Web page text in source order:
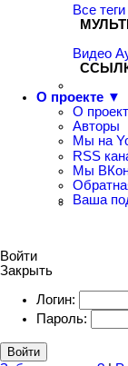
Все теги
Видео
О проекте ▼
О
Авторы
Мы на
RSS
Мы
Ваша
Войти
Закрыть
Логин:
Пароль:
Войти